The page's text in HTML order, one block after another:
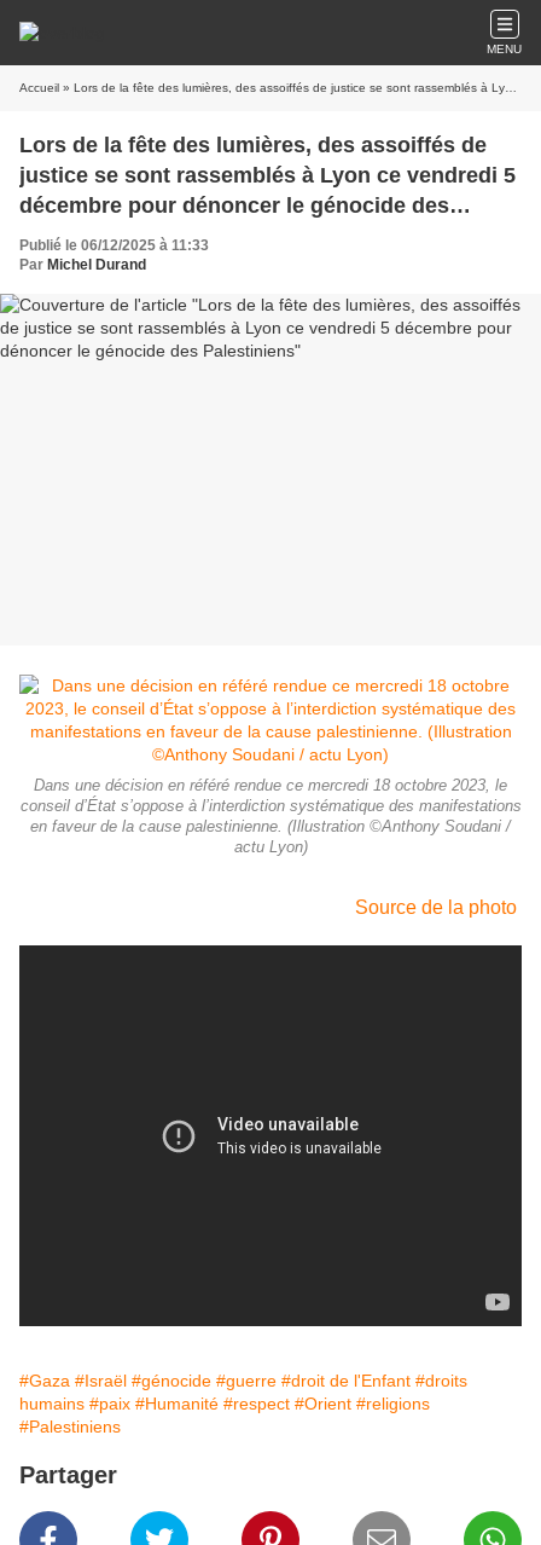
MENU
Accueil » Lors de la fête des lumières, des assoiffés de justice se sont rassemblés à Lyon ce vendredi 5 décembre pour dénoncer le génocide des Palestiniens
Lors de la fête des lumières, des assoiffés de
justice se sont rassemblés à Lyon ce vendredi 5
décembre pour dénoncer le génocide des
Palestiniens
Publié le 06/12/2025 à 11:33
Par Michel Durand
Dans une décision en référé rendue ce mercredi 18 octobre 2023, le
conseil d’État s’oppose à l’interdiction systématique des manifestations
en faveur de la cause palestinienne. (Illustration ©Anthony Soudani /
actu Lyon)
Source de la photo
#Gaza #Israël #génocide #guerre #droit de l'Enfant #droits
humains #paix #Humanité #respect #Orient #religions
#Palestiniens
Partager